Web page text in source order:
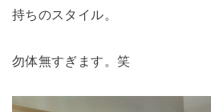
持ちのスタイル。
勿体無すぎます。笑